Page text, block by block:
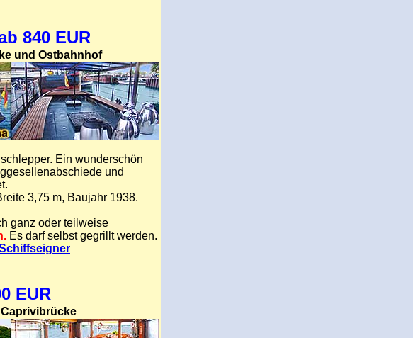
840 EUR
und Ostbahnhof
Ein wunderschön
und
3,75 m, Baujahr 1938.
ganz oder teilweise
Es darf selbst gegrillt werden.
EUR